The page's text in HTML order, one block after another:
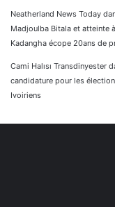
Neatherland News Today
Madjoulba Bitala et atteinte
Kadangha écope 20ans de
Cami Halısı Transdinyester
candidature pour les
Ivoiriens